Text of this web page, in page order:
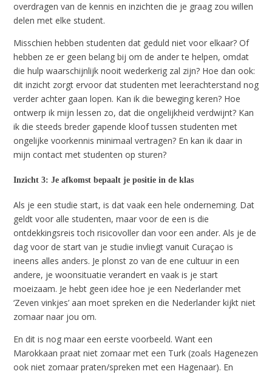
overdragen van de kennis en inzichten die je graag zou willen
delen met elke student.
Misschien hebben studenten dat geduld niet voor elkaar? Of
hebben ze er geen belang bij om de ander te helpen, omdat
die hulp waarschijnlijk nooit wederkerig zal zijn? Hoe dan ook:
dit inzicht zorgt ervoor dat studenten met leerachterstand nog
verder achter gaan lopen. Kan ik die beweging keren? Hoe
ontwerp ik mijn lessen zo, dat die ongelijkheid verdwijnt? Kan
ik die steeds breder gapende kloof tussen studenten met
ongelijke voorkennis minimaal vertragen? En kan ik daar in
mijn contact met studenten op sturen?
Inzicht 3: Je afkomst bepaalt je positie in de klas
Als je een studie start, is dat vaak een hele onderneming. Dat
geldt voor alle studenten, maar voor de een is die
ontdekkingsreis toch risicovoller dan voor een ander. Als je de
dag voor de start van je studie invliegt vanuit Curaçao is
ineens alles anders. Je plonst zo van de ene cultuur in een
andere, je woonsituatie verandert en vaak is je start
moeizaam. Je hebt geen idee hoe je een Nederlander met
‘Zeven vinkjes’ aan moet spreken en die Nederlander kijkt niet
zomaar naar jou om.
En dit is nog maar een eerste voorbeeld. Want een
Marokkaan praat niet zomaar met een Turk (zoals Hagenezen
ook niet zomaar praten/spreken met een Hagenaar). En